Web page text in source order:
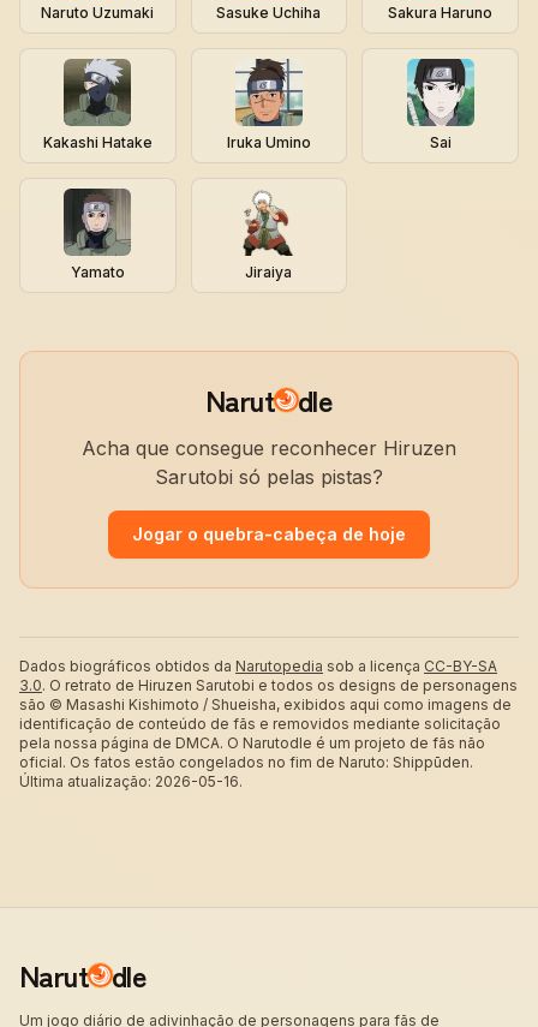
Naruto Uzumaki Sasuke Uchiha Sakura Haruno
Kakashi Hatake Iruka Umino Sai
Yamato Jiraiya
Narut dle
Acha que consegue reconhecer Hiruzen
Sarutobi só pelas pistas?
Jogar o quebra-cabeça de hoje
Dados biográficos obtidos da Narutopedia sob a licença CC-BY-SA
3.0. O retrato de Hiruzen Sarutobi e todos os designs de personagens
são © Masashi Kishimoto / Shueisha, exibidos aqui como imagens de
identificação de conteúdo de fãs e removidos mediante solicitação
pela nossa página de DMCA. O Narutodle é um projeto de fãs não
oficial. Os fatos estão congelados no fim de Naruto: Shippūden.
Última atualização: 2026-05-16.
Narut dle
Um jogo diário de adivinhação de personagens para fãs de